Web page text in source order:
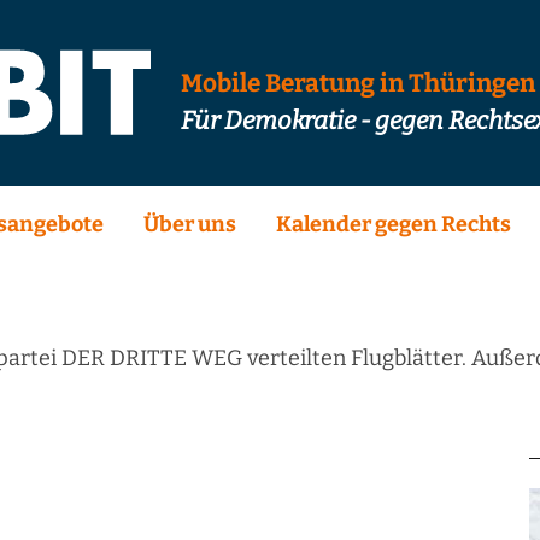
Mobile Beratung in Thüringen
Für Demokratie - gegen
Über uns Kalender gegen Rechts
DER DRITTE WEG verteilten Flugblätter.